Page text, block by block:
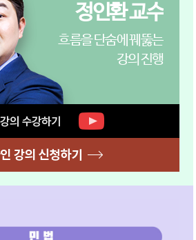
정인환 교수
흐름을 단숨에 꿰뚫는
강의 진행